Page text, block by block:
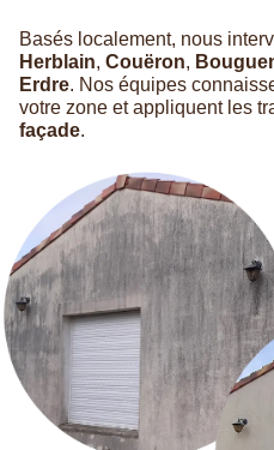
Basés localement, nous
Herblain, Couëron,
Erdre. Nos équipes
votre zone et appliquent les
façade.